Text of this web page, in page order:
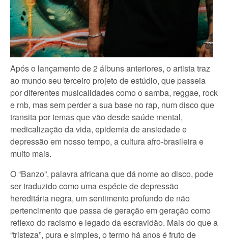
Após o lançamento de 2 álbuns anteriores, o artista traz
ao mundo seu terceiro projeto de estúdio, que passeia
por diferentes musicalidades como o samba, reggae, rock
e rnb, mas sem perder a sua base no rap, num disco que
transita por temas que vão desde saúde mental,
medicalização da vida, epidemia de ansiedade e
depressão em nosso tempo, a cultura afro-brasileira e
muito mais.
O “Banzo”, palavra africana que dá nome ao disco, pode
ser traduzido como uma espécie de depressão
hereditária negra, um sentimento profundo de não
pertencimento que passa de geração em geração como
reflexo do racismo e legado da escravidão. Mais do que a
“tristeza”, pura e simples, o termo há anos é fruto de